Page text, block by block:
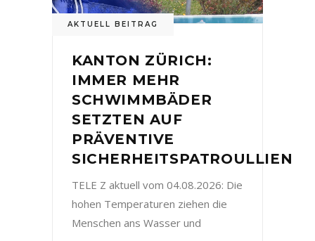
AKTUELL BEITRAG
KANTON ZÜRICH:
IMMER MEHR
SCHWIMMBÄDER
SETZTEN AUF
PRÄVENTIVE
SICHERHEITSPATROULLIEN
TELE Z aktuell vom 04.08.2026: Die
hohen Temperaturen ziehen die
Menschen ans Wasser und